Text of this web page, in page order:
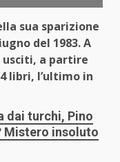
sua sparizione
del 1983. A
usciti, a partire
libri, l’ultimo in
dai turchi, Pino
Mistero insoluto